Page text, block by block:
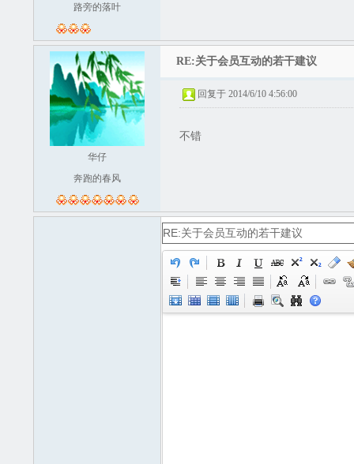
路旁的落叶
华仔
奔跑的春风
RE:关于会员互动的若干建议
回复于 2014/6/10 4:56:00
不错